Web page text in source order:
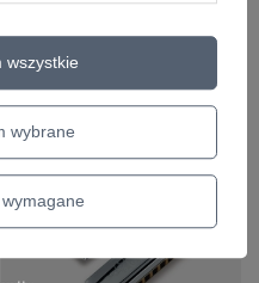
+ Dodaj do porównania
wybrane
wszystkie